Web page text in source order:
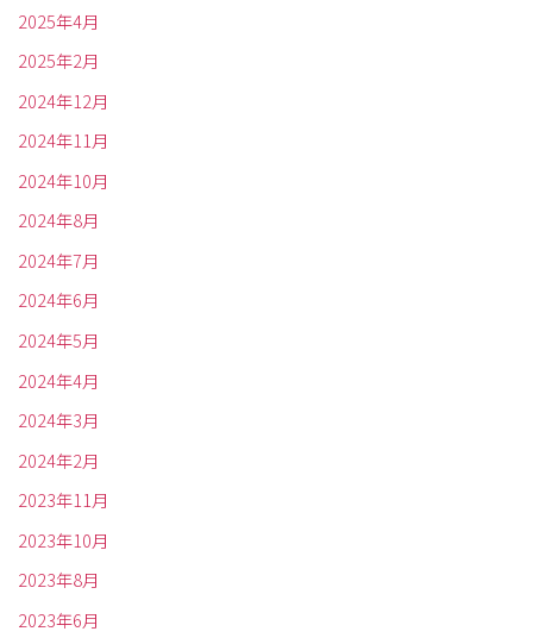
2025年4月
2025年2月
2024年12月
2024年11月
2024年10月
2024年8月
2024年7月
2024年6月
2024年5月
2024年4月
2024年3月
2024年2月
2023年11月
2023年10月
2023年8月
2023年6月